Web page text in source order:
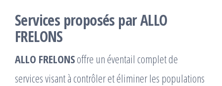
Services proposés par ALLO
FRELONS
ALLO FRELONSoffre un éventail complet de
services visant à contrôler et éliminer les populations